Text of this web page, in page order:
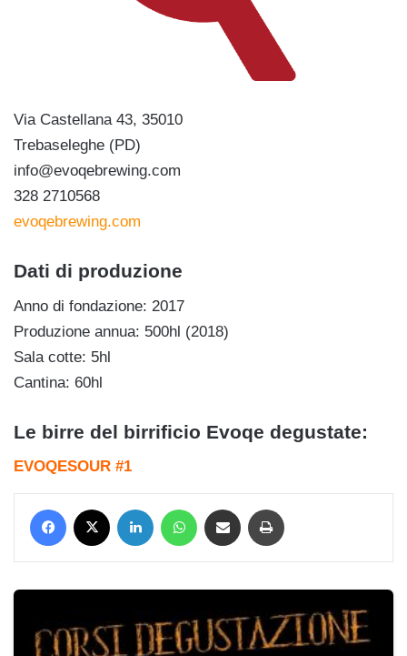
Via Castellana 43, 35010
Trebaseleghe (PD)
info@evoqebrewing.com
328 2710568
evoqebrewing.com
Dati di produzione
Anno di fondazione: 2017
Produzione annua: 500hl (2018)
Sala cotte: 5hl
Cantina: 60hl
Le birre del birrificio Evoqe degustate:
EVOQESOUR #1
Facebook LinkedIn WhatsApp Condividi via mail